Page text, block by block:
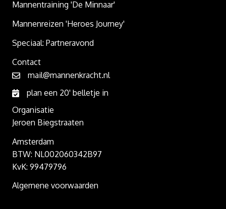
Mannentraining 'De Minnaar'
Mannenreizen 'Heroes Journey'
Speciaal: Partneravond
Contact
mail@mannenkracht.nl
plan een 20' belletje in
Organisatie
Jeroen Biegstraaten
Amsterdam
BTW: NL002060342B97
KvK: 99479796
Algemene voorwaarden